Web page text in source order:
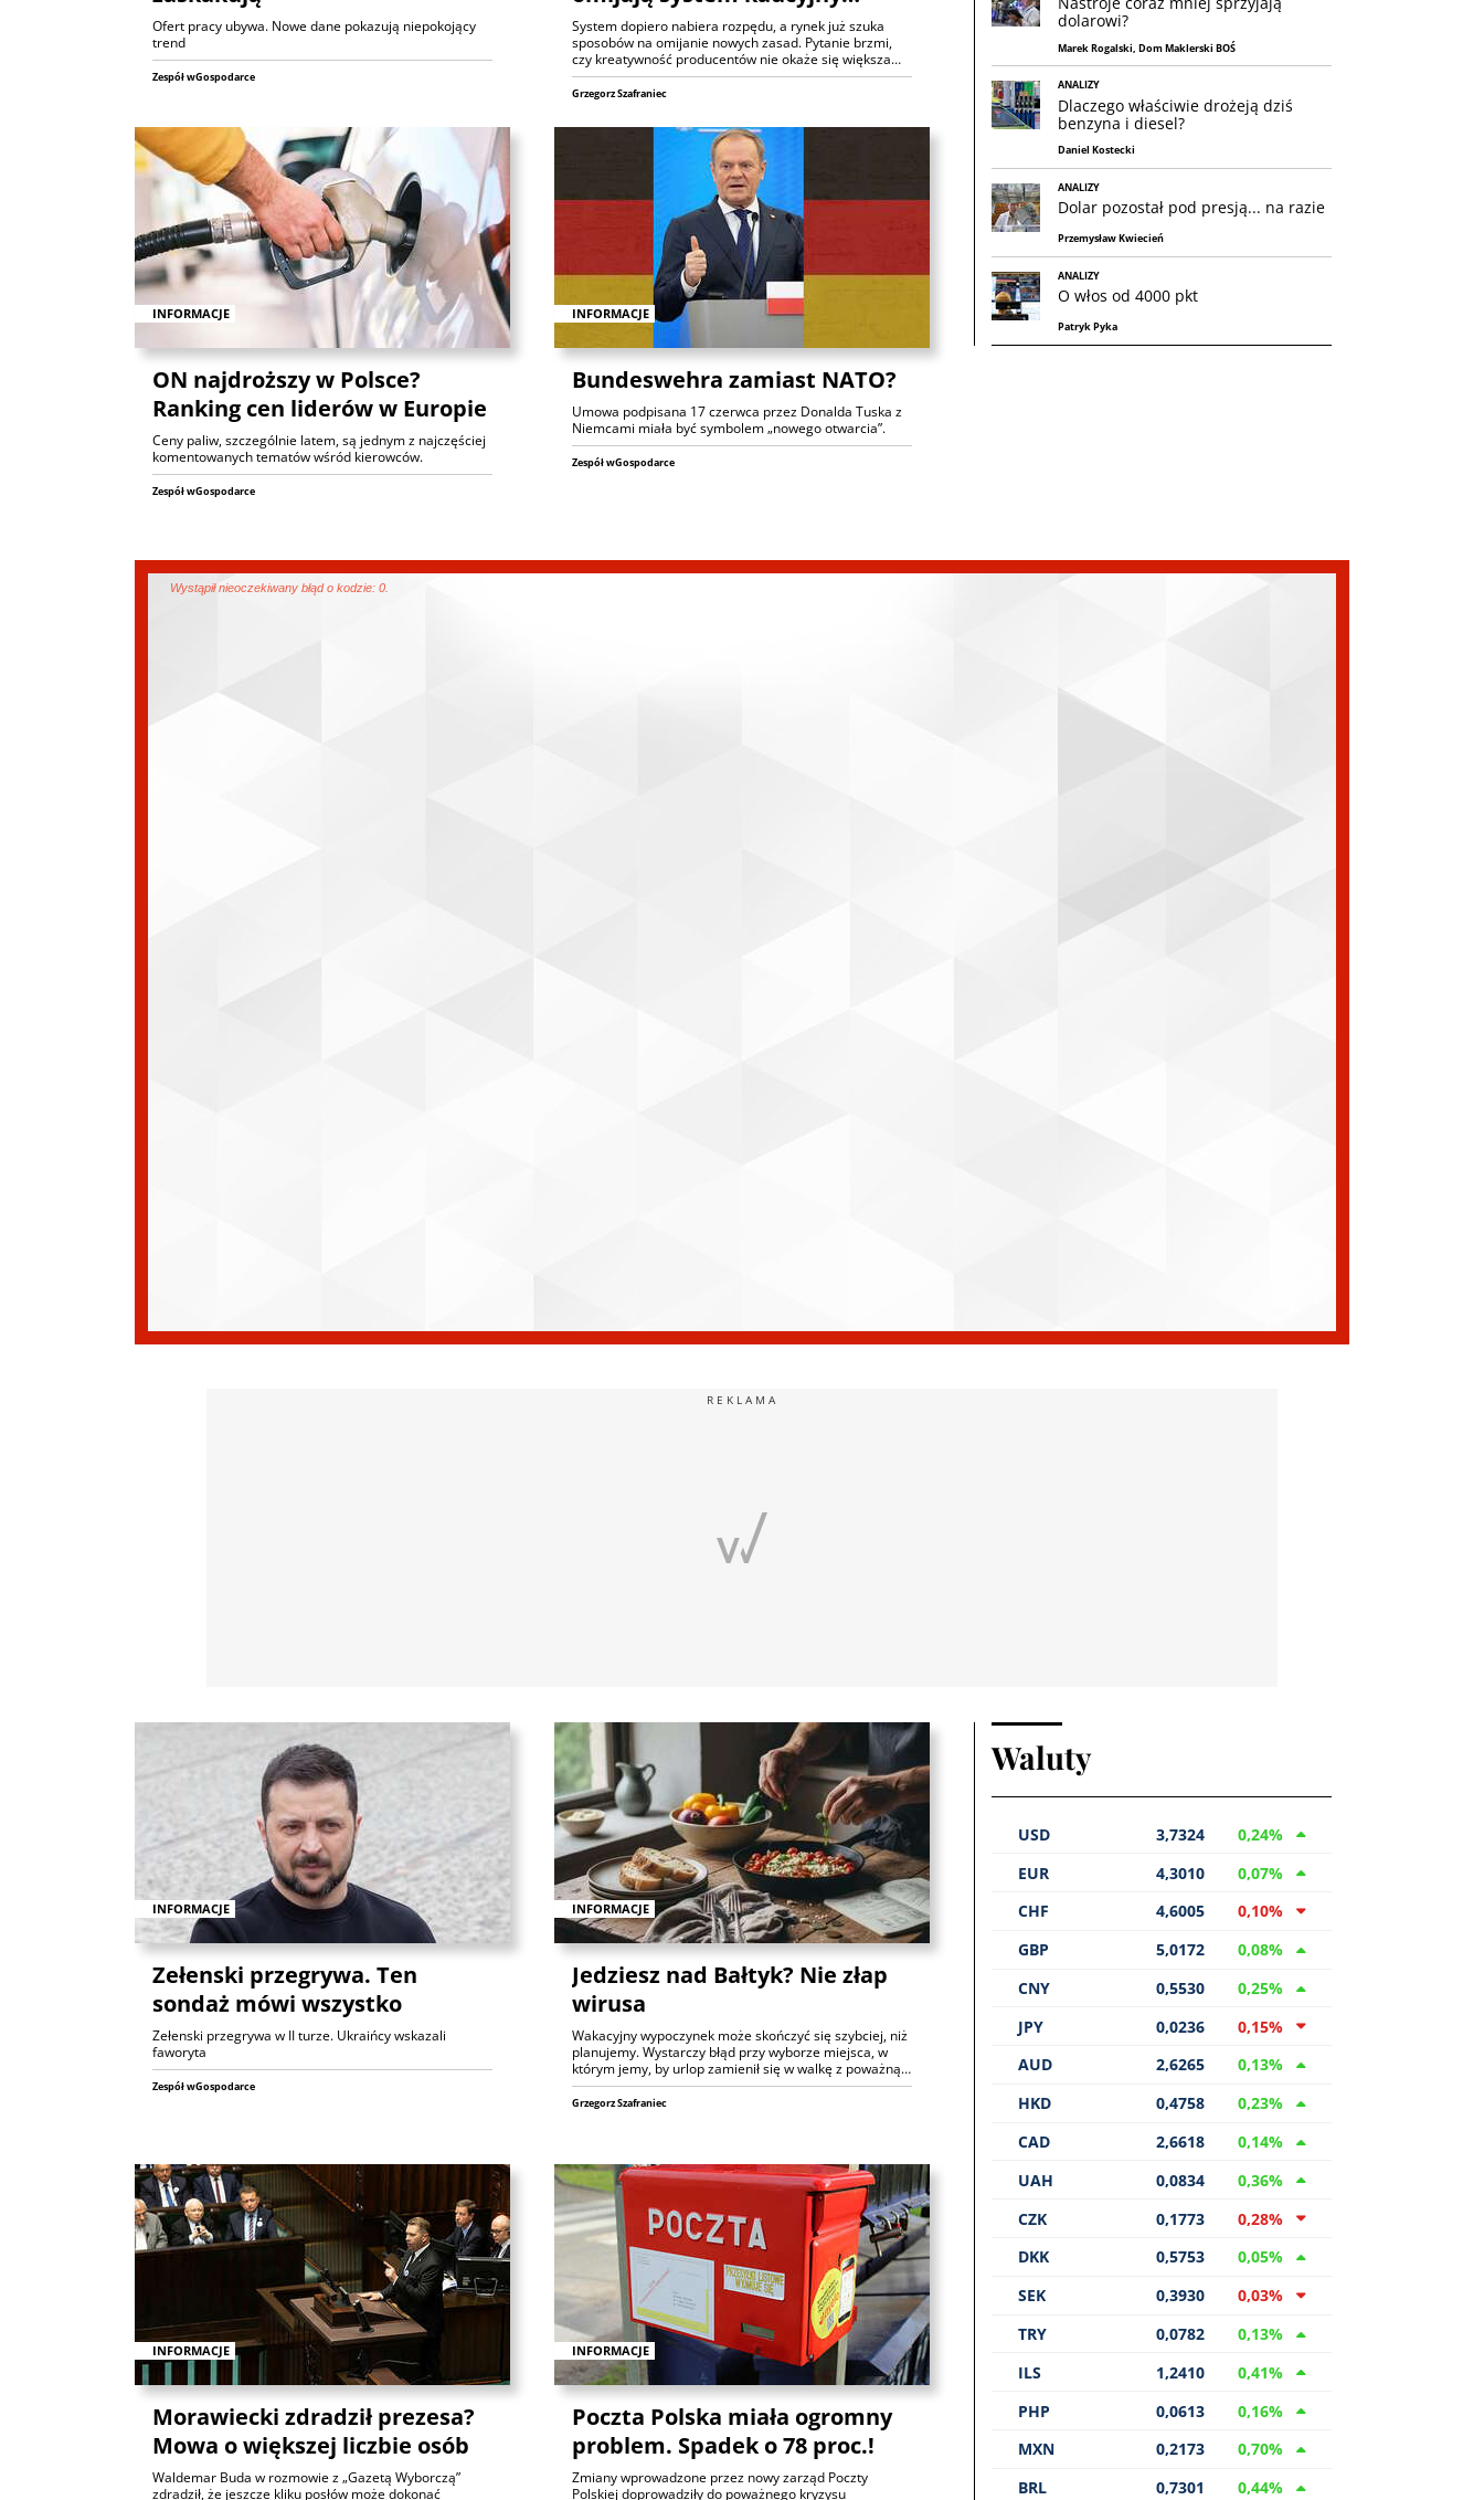
Ofert pracy ubywa. Nowe dane pokazują niepokojący
trend
Zespół wGospodarce
System dopiero nabiera rozpędu, a rynek już szuka
sposobów na omijanie nowych zasad. Pytanie brzmi,
czy kreatywność producentów nie okaże się większa…
Grzegorz Szafraniec
INFORMACJE
ON najdroższy w Polsce?
Ranking cen liderów w Europie
Ceny paliw, szczególnie latem, są jednym z najczęściej
komentowanych tematów wśród kierowców.
Zespół wGospodarce
INFORMACJE
Bundeswehra zamiast NATO?
Umowa podpisana 17 czerwca przez Donalda Tuska z
Niemcami miała być symbolem „nowego otwarcia”.
Zespół wGospodarce
dolarowi?
Marek Rogalski, Dom Maklerski BOŚ
ANALIZY
Dlaczego właściwie drożeją dziś
benzyna i diesel?
Daniel Kostecki
ANALIZY
Dolar pozostał pod presją... na razie
Przemysław Kwiecień
ANALIZY
O włos od 4000 pkt
Patryk Pyka
Wystąpił nieoczekiwany błąd o kodzie: 0.
REKLAMA
INFORMACJE
Zełenski przegrywa. Ten
sondaż mówi wszystko
Zełenski przegrywa w II turze. Ukraińcy wskazali
faworyta
Zespół wGospodarce
INFORMACJE
Jedziesz nad Bałtyk? Nie złap
wirusa
Wakacyjny wypoczynek może skończyć się szybciej, niż
planujemy. Wystarczy błąd przy wyborze miejsca, w
którym jemy, by urlop zamienił się w walkę z poważną…
Grzegorz Szafraniec
INFORMACJE
Morawiecki zdradził prezesa?
Mowa o większej liczbie osób
Waldemar Buda w rozmowie z „Gazetą Wyborczą”
zdradził, że jeszcze kliku posłów może dokonać
INFORMACJE
Poczta Polska miała ogromny
problem. Spadek o 78 proc.!
Zmiany wprowadzone przez nowy zarząd Poczty
Polskiej doprowadziły do poważnego kryzysu
Waluty
USD 3,7324 0,24%
EUR
4,3010 0,07%
CHF
4,6005 0,10%
GBP
5,0172 0,08%
CNY
0,5530 0,25%
JPY
0,0236 0,15%
AUD
2,6265 0,13%
HKD
0,4758 0,23%
CAD
2,6618 0,14%
UAH
0,0834 0,36%
CZK
0,1773 0,28%
DKK
0,5753 0,05%
SEK
0,3930 0,03%
TRY
0,0782 0,13%
ILS
1,2410 0,41%
PHP
0,0613 0,16%
MXN
0,2173 0,70%
BRL
0,7301 0,44%